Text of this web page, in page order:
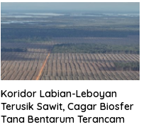
Koridor Labian-Leboyan
Terusik Sawit, Cagar Biosfer
Tana Bentarum Terancam